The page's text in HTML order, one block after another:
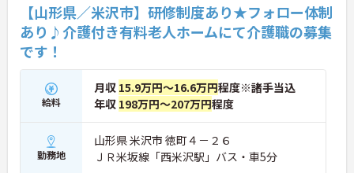
【山形県／米沢市】研修制度あり★フォロー体制
あり♪介護付き有料老人ホームにて介護職の募集
です！
給料
月収 15.9万円～16.6万円程度※諸手当込
年収 198万円～207万円程度
勤務地
山形県 米沢市 徳町４－２６
ＪＲ米坂線「西米沢駅」バス・車5分